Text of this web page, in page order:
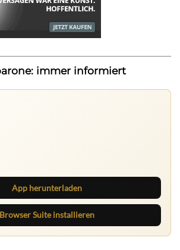
immer informiert
App herunterladen
Browser Suite installieren